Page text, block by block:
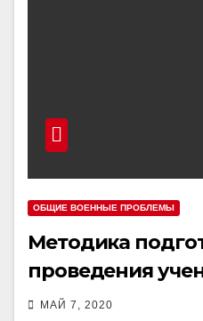
ОБЩИЕ ВОЕННЫЕ ПРОБЛЕМЫ
Методика
проведения
МАЙ 7, 2020